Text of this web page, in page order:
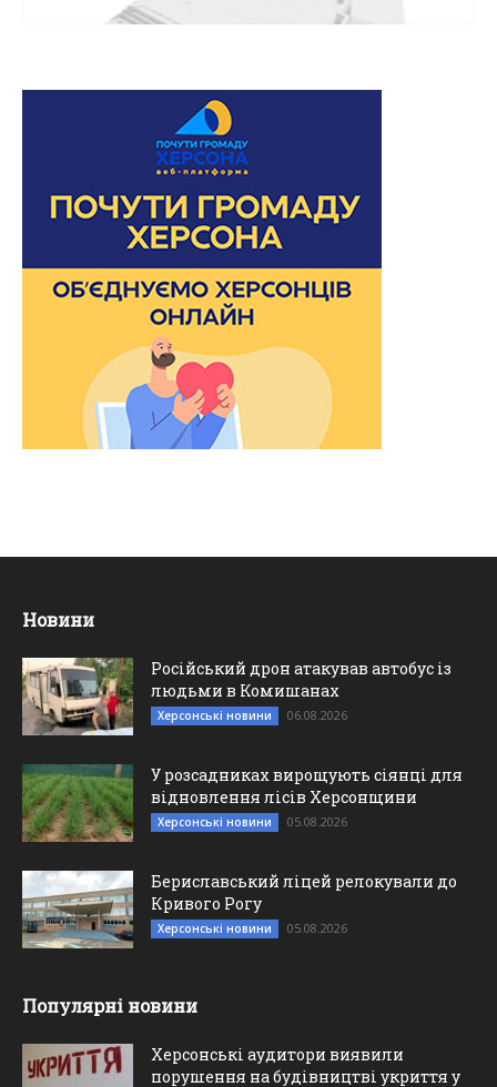
Новини
Російський дрон атакував автобус із
людьми в Комишанах
Херсонські новини 06.08.2026
У розсадниках вирощують сіянці для
відновлення лісів Херсонщини
Херсонські новини 05.08.2026
Бериславський ліцей релокували до
Кривого Рогу
Херсонські новини 05.08.2026
Популярні новини
Херсонські аудитори виявили
порушення на будівництві укриття у